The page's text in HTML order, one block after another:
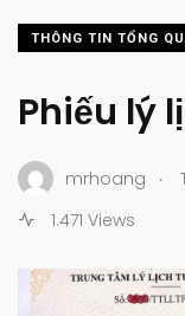
THÔNG TIN TỔNG
Phiếu lý
mrhoang .
1.471 Views